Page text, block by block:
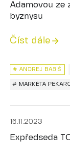
Adamovou ze
byznysu
Číst dále
# MARKÉTA
# ANDREJ BABIŠ
16.11.2023
Expředseda